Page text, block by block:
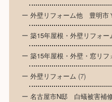
外壁リフォーム他 豊明市
築15年屋根・外壁リフォ
築15年屋根・外壁・窓リ
外壁リフォーム (7)
名古屋市N邸 白蟻被害補